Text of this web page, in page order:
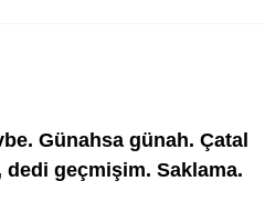
Günahsa günah. Çatal
dedi geçmişim. Saklama.